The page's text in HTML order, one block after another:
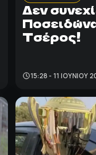
Δεν
Τσέρος!
15:28 - 11 ΙΟΥΝΊΟΥ